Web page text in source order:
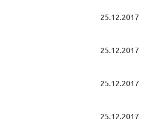
25.12.2017
25.12.2017
25.12.2017
25.12.2017